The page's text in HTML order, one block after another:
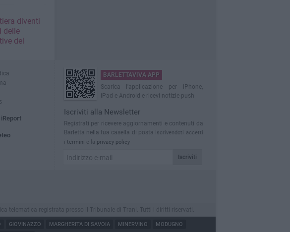
diventi
delle
del
BARLETTAVIVA APP
Scarica l'applicazione per iPhone,
iPad e Android e ricevi notizie push
Iscriviti alla Newsletter
Registrati per ricevere aggiornamenti e contenuti da
Barletta nella tua casella di posta
Iscrivendoti accetti
i termini e la privacy policy
Iscriviti
telematica registrata presso il Tribunale di Trani. Tutti i diritti riservati.
GIOVINAZZO MARGHERITA DI SAVOIA MINERVINO MODUGNO